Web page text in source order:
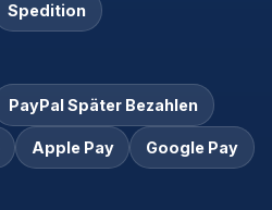
Spedition
PayPal Später Bezahlen
Apple Pay Google Pay